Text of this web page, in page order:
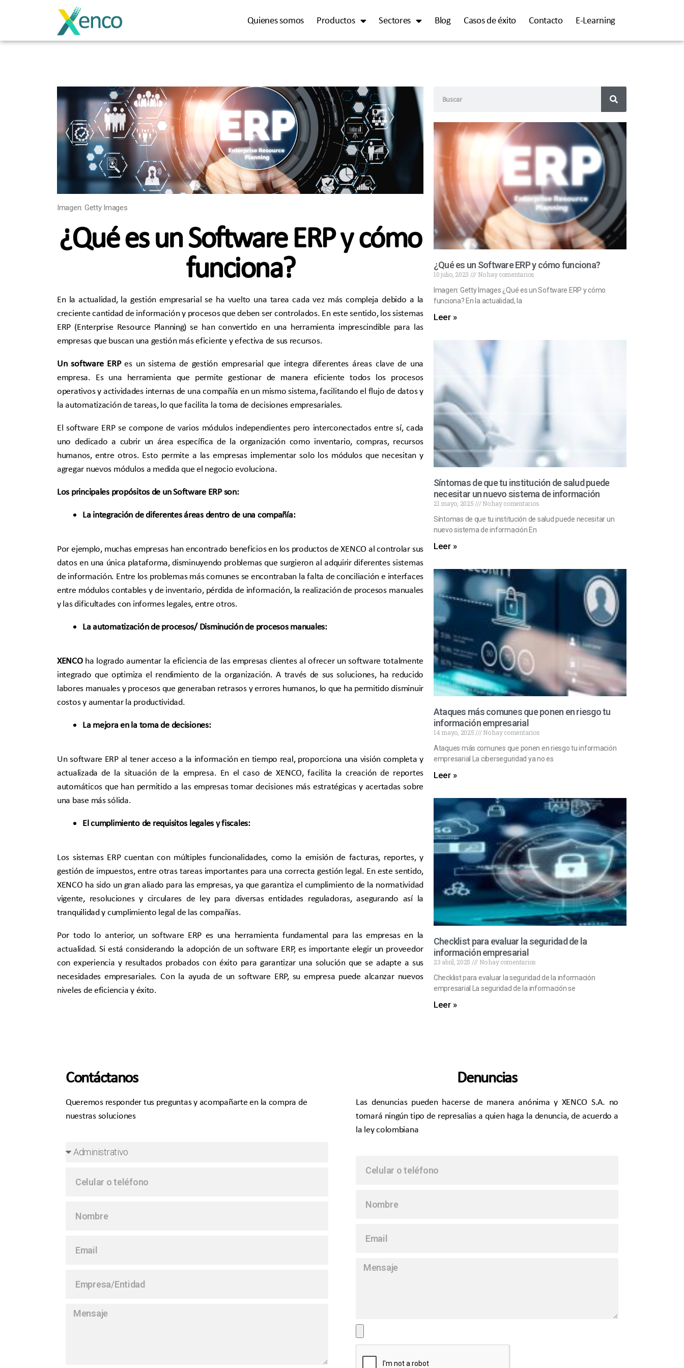
Quienes somos Productos Sectores Blog Casos de éxito Contacto E-Learning
Imagen: Getty Images
¿Qué es un Software ERP y cómo
funciona?
En la actualidad, la gestión empresarial se ha vuelto una tarea cada vez más compleja debido a la
creciente cantidad de información y procesos que deben ser controlados. En este sentido, los sistemas
ERP (Enterprise Resource Planning) se han convertido en una herramienta imprescindible para las
empresas que buscan una gestión más eficiente y efectiva de sus recursos.
Un software ERPes un sistema de gestión empresarial que integra diferentes áreas clave de una
empresa. Es una herramienta que permite gestionar de manera eficiente todos los procesos
operativos y actividades internas de una compañía en un mismo sistema, facilitando el flujo de datos y
la automatización de tareas, lo que facilita la toma de decisiones empresariales.
El software ERP se compone de varios módulos independientes pero interconectados entre sí, cada
uno dedicado a cubrir un área específica de la organización como inventario, compras, recursos
humanos, entre otros. Esto permite a las empresas implementar solo los módulos que necesitan y
agregar nuevos módulos a medida que el negocio evoluciona.
Los principales propósitos de un Software ERP son:
La integración de diferentes áreas dentro de una compañía:
Por ejemplo, muchas empresas han encontrado beneficios en los productos de XENCO al controlar sus
datos en una única plataforma, disminuyendo problemas que surgieron al adquirir diferentes sistemas
de información. Entre los problemas más comunes se encontraban la falta de conciliación e interfaces
entre módulos contables y de inventario, pérdida de información, la realización de procesos manuales
y las dificultades con informes legales, entre otros.
La automatización de procesos/ Disminución de procesos manuales:
XENCOha logrado aumentar la eficiencia de las empresas clientes al ofrecer un software totalmente
integrado que optimiza el rendimiento de la organización. A través de sus soluciones, ha reducido
labores manuales y procesos que generaban retrasos y errores humanos, lo que ha permitido disminuir
costos y aumentar la productividad.
La mejora en la toma de decisiones:
Un software ERP al tener acceso a la información en tiempo real, proporciona una visión completa y
actualizada de la situación de la empresa. En el caso de XENCO, facilita la creación de reportes
automáticos que han permitido a las empresas tomar decisiones más estratégicas y acertadas sobre
una base más sólida.
El cumplimiento de requisitos legales y fiscales:
Los sistemas ERP cuentan con múltiples funcionalidades, como la emisión de facturas, reportes, y
gestión de impuestos, entre otras tareas importantes para una correcta gestión legal. En este sentido,
XENCO ha sido un gran aliado para las empresas, ya que garantiza el cumplimiento de la normatividad
vigente, resoluciones y circulares de ley para diversas entidades reguladoras, asegurando así la
tranquilidad y cumplimiento legal de las compañías.
Por todo lo anterior, un software ERP es una herramienta fundamental para las empresas en la
actualidad. Si está considerando la adopción de un software ERP, es importante elegir un proveedor
con experiencia y resultados probados con éxito para garantizar una solución que se adapte a sus
necesidades empresariales. Con la ayuda de un software ERP, su empresa puede alcanzar nuevos
niveles de eficiencia y éxito.
¿Qué es un Software ERP y cómo funciona?
10 julio, 2023
No hay comentarios
Imagen: Getty Images ¿Qué es un Software ERP y cómo
funciona? En la actualidad, la
Leer »
Síntomas de que tu institución de salud puede
necesitar un nuevo sistema de información
21 mayo, 2025
No hay comentarios
Síntomas de que tu institución de salud puede necesitar un
nuevo sistema de información En
Leer »
Ataques más comunes que ponen en riesgo tu
información empresarial
14 mayo, 2025
No hay comentarios
Ataques más comunes que ponen en riesgo tu información
empresarial La ciberseguridad ya no es
Leer »
Checklist para evaluar la seguridad de la
información empresarial
23 abril, 2025
No hay comentarios
Checklist para evaluar la seguridad de la información
empresarial La seguridad de la información se
Leer »
Contáctanos
Queremos responder tus preguntas y acompañarte en la compra de
nuestras soluciones
Denuncias
Las denuncias pueden hacerse de manera anónima y XENCO S.A. no
tomará ningún tipo de represalias a quien haga la denuncia, de acuerdo a
la ley colombiana